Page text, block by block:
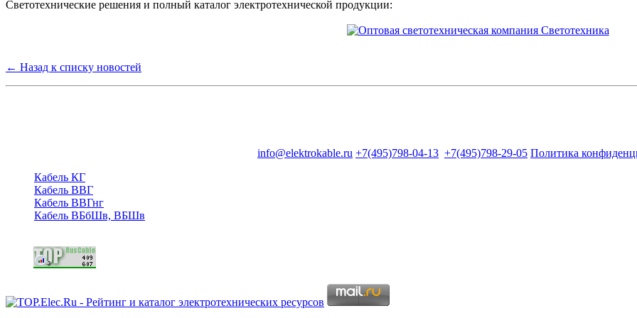
Светотехнические решения и полный каталог электротехнической продукции:
← Назад к списку новостей
info@elektrokable.ru +7(495)798-04-13 +7(495)798-29-05 Политика
Кабель КГ
Кабель ВВГ
Кабель ВВГнг
Кабель ВБбШв, ВБШв